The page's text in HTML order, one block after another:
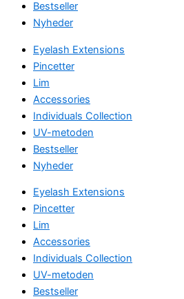
Bestseller
Nyheder
Eyelash Extensions
Pincetter
Lim
Accessories
Individuals Collection
UV-metoden
Bestseller
Nyheder
Eyelash Extensions
Pincetter
Lim
Accessories
Individuals Collection
UV-metoden
Bestseller